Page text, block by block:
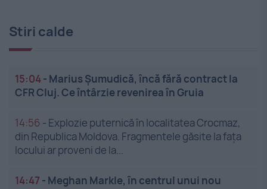
Stiri calde
15:04- Marius Șumudică, încă fără contract la
CFR Cluj. Ce întârzie revenirea în Gruia
14:56 - Explozie puternică în localitatea Crocmaz,
din Republica Moldova. Fragmentele găsite la fața
locului ar proveni de la...
14:47 - Meghan Markle, în centrul unui nou